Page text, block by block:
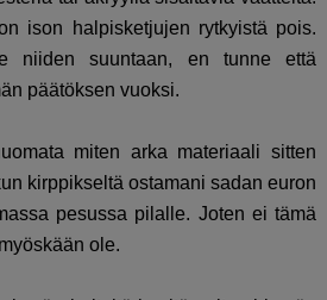
ison halpisketjujen rytkyistä pois.
niiden suuntaan, en tunne että
päätöksen vuoksi.
miten arka materiaali sitten
kirppikseltä ostamani sadan euron
pesussa pilalle. Joten ei tämä
ole.